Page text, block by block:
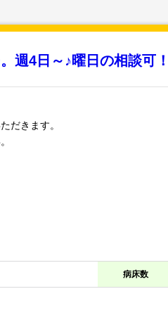
週4日～♪曜日の相談可
だきます。
病床数